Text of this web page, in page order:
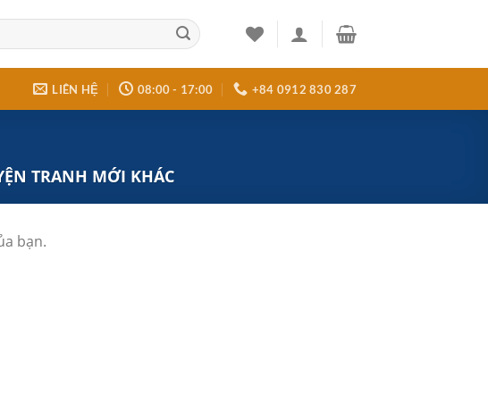
LIÊN HỆ 08:00 - 17:00 +84 0912 830 287
TRANH MỚI KHÁC
bạn.